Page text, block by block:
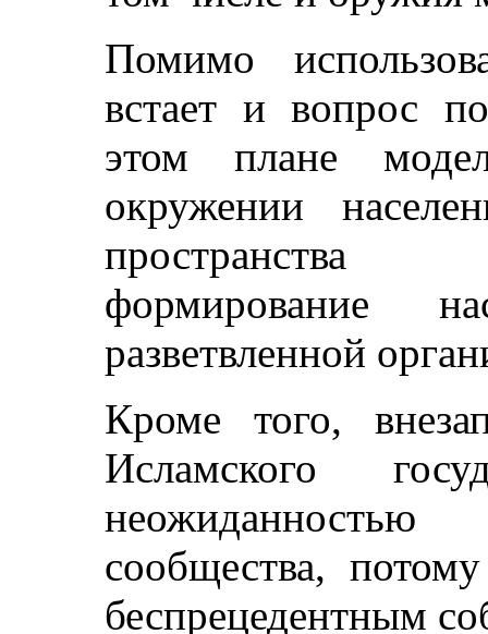
Помимо
встает и вопрос
этом плане
окружении
пространства
формирование
разветвленной
Кроме того,
Исламского
сообщества,
беспрецедентным